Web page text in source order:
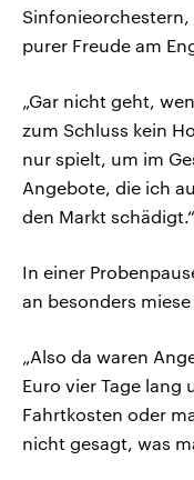
Sinfonieorchestern,
purer Freude am
„Gar nicht geht,
zum Schluss kein
nur spielt, um im
Angebote, die ich
den Markt schädigt.“
In einer
an besonders
„Also da waren
Euro vier Tage lang
Fahrtkosten oder
nicht gesagt, was